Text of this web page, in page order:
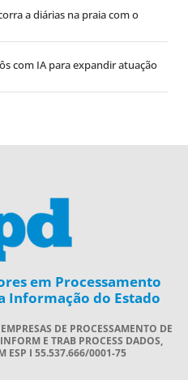
a diárias na praia com o
com IA para expandir atuação
em Processamento
Informação do Estado
DE PROCESSAMENTO DE
E TRAB PROCESS DADOS,
ESP I 55.537.666/0001-75